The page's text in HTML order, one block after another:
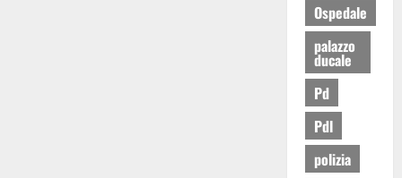
Ospedale
palazzo
ducale
Pd
Pdl
polizia